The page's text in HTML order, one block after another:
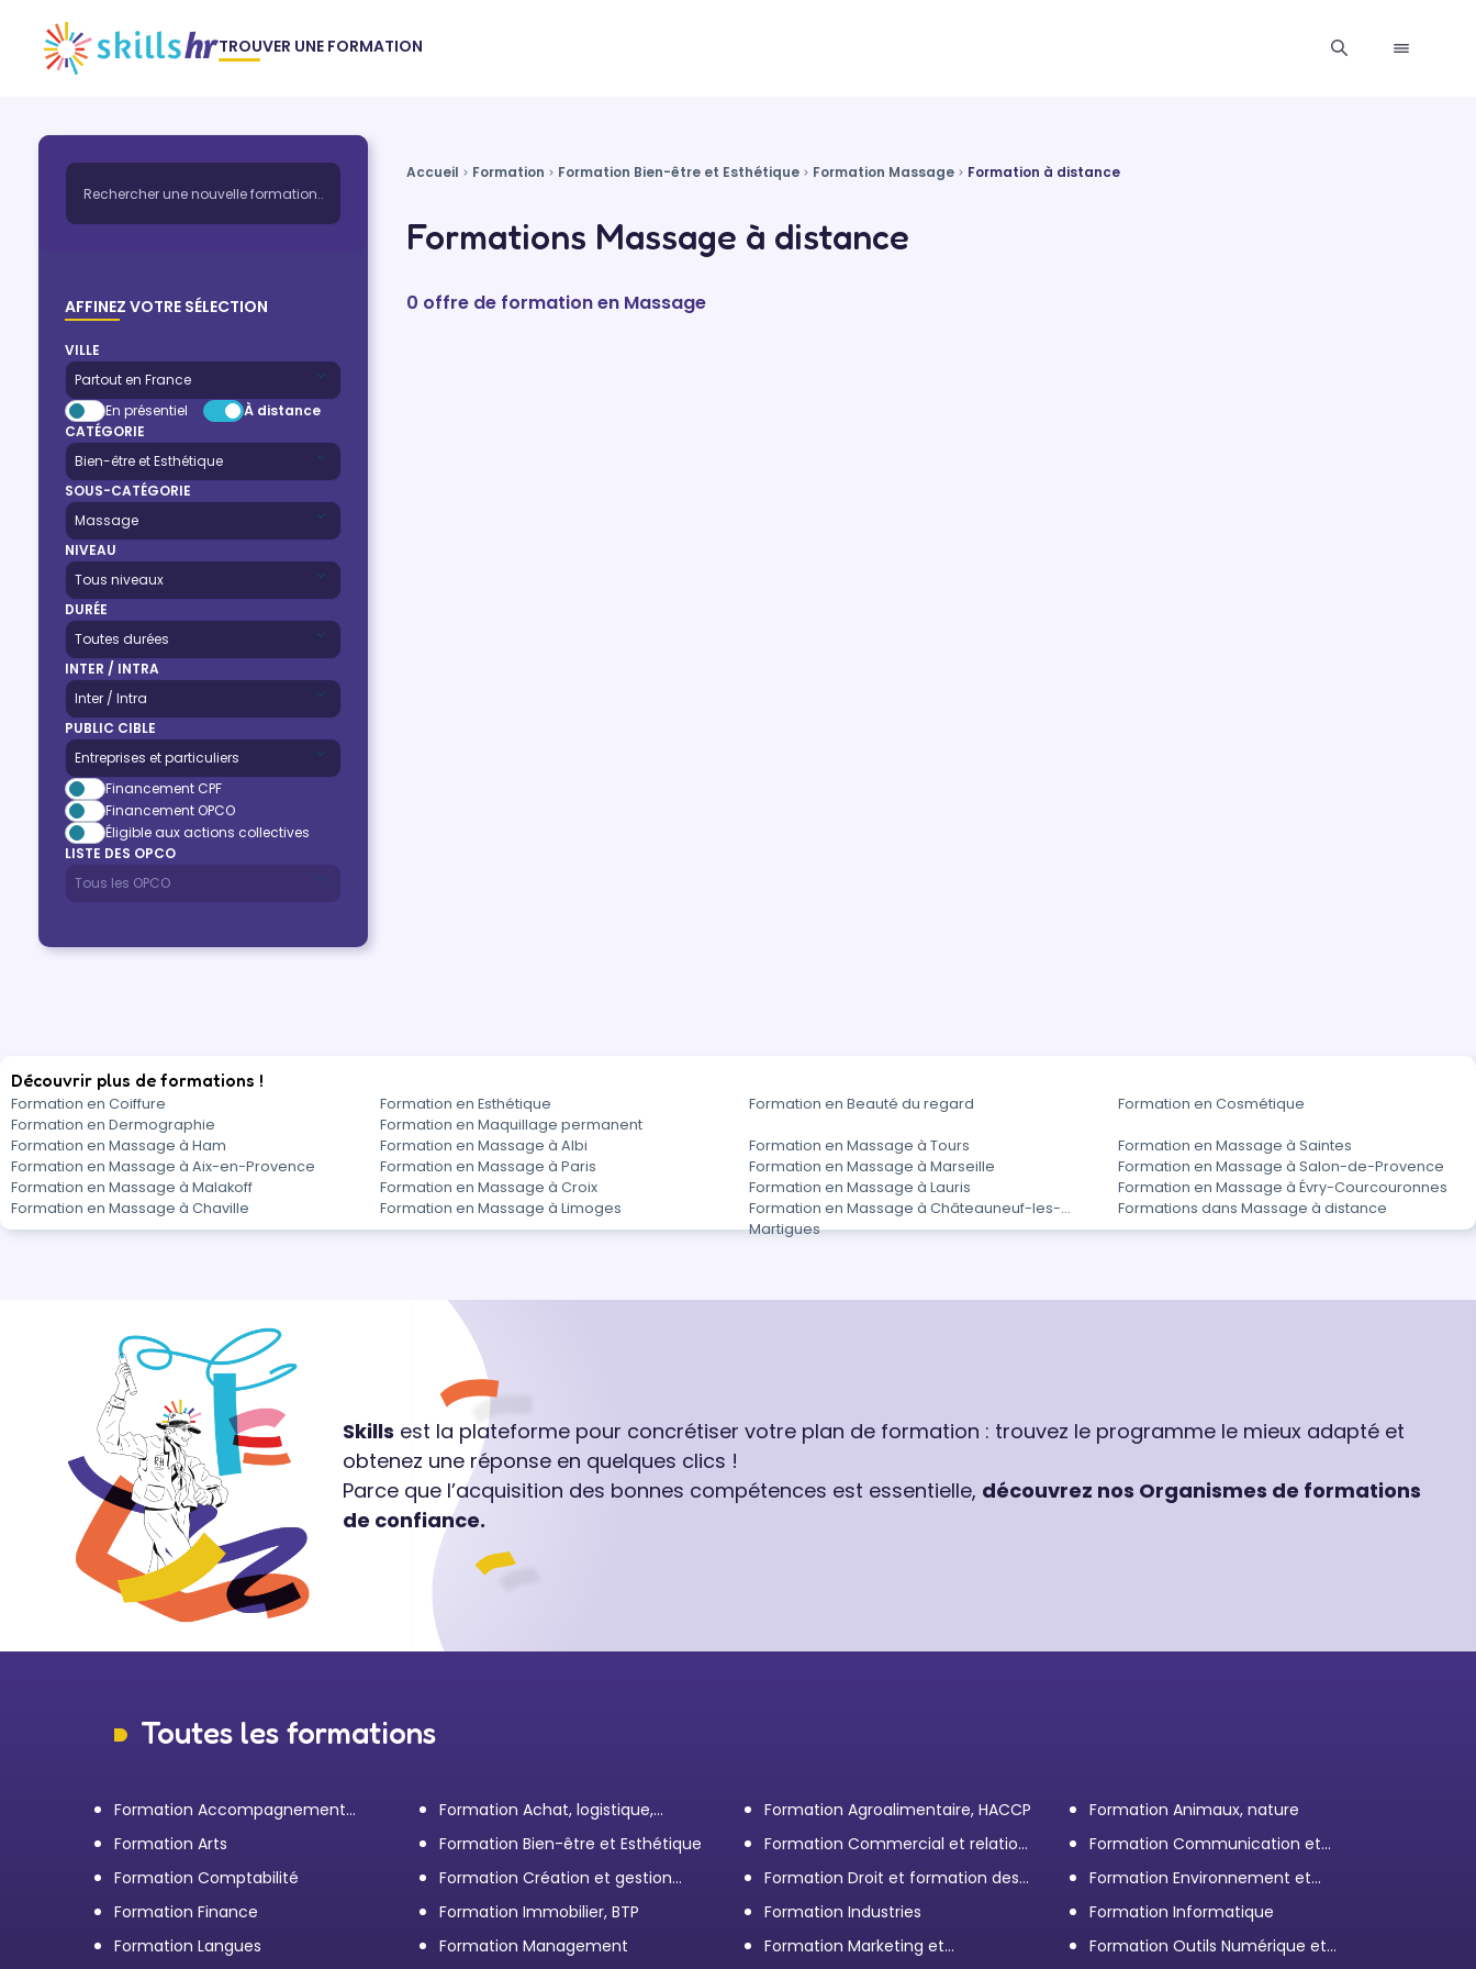
TROUVER UNE FORMATION
AFFINEZ VOTRE SÉLECTION
VILLE
En présentiel
À distance
CATÉGORIE
SOUS-CATÉGORIE
NIVEAU
DURÉE
INTER / INTRA
PUBLIC CIBLE
Financement CPF
Financement OPCO
Éligible aux actions collectives
LISTE DES OPCO
Accueil Formation Formation Bien-être et Esthétique Formation Massage Formation à distance
Formations Massage à distance
0 offre de formation en Massage
Découvrir plus de formations !
Formation en Coiffure Formation en Esthétique Formation en Beauté du regard
Formation en Cosmétique
Formation en Dermographie
Formation en Maquillage permanent
Formation en Massage à Ham
Formation en Massage à Albi Formation en Massage à Tours
Formation en Massage à Saintes
Formation en Massage à Aix-en-Provence
Formation en Massage à Paris Formation en Massage à Marseille
Formation en Massage à Salon-de-Provence
Formation en Massage à Malakoff
Formation en Massage à Croix Formation en Massage à Lauris
Formation en Massage à Évry-Courcouronnes
Formation en Massage à Chaville
Formation en Massage à Limoges
Formation en Massage à Châteauneuf-les-
Martigues
Formations dans Massage à distance
Skills est la plateforme pour concrétiser votre plan de formation : trouvez le programme le mieux adapté et
obtenez une réponse en quelques clics !
Parce que l’acquisition des bonnes compétences est essentielle, découvrez nos Organismes de formations
de confiance.
Toutes les formations
Formation Accompagnement
personnel et Bilan de
compétences
Formation Achat, logistique,
transport
Formation Agroalimentaire, HACCP
Formation Animaux, nature
Formation Arts
Formation Bien-être et Esthétique
Formation Commercial et relation
client
Formation Communication et
efficacité personnelle et
professionnelle
Formation Comptabilité
Formation Création et gestion
d'entreprise
Formation Droit et formation des
Élus
Formation Environnement et
démarche RSE
Formation Finance Formation Immobilier, BTP Formation Industries
Formation Informatique
Formation Langues
Formation Management
Formation Marketing et
Formation Outils Numérique et